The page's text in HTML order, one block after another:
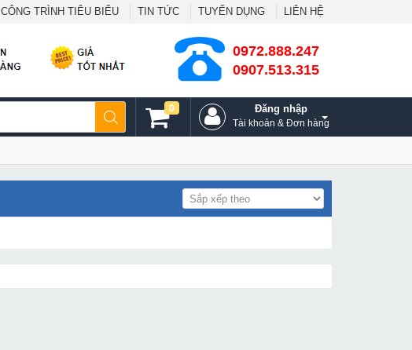
CÔNG TRÌNH TIÊU BIỂU TIN TỨC TUYỂN DỤNG LIÊN HỆ
0972.888.247
0907.513.315
Đăng nhập
Tài khoản & Đơn hàng
0